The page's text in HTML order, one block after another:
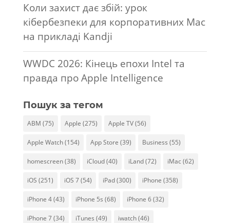
Коли захист дає збій: урок
кібербезпеки для корпоративних Mac
на прикладі Kandji
WWDC 2026: Кінець епохи Intel та
правда про Apple Intelligence
Пошук за тегом
ABM (75) Apple (275) Apple TV(56)
Apple Watch(154) App Store (39) Business (55)
homescreen(38) iCloud(40) iLand(72) iMac (62)
iOS (251) iOS 7(54) iPad(300) iPhone (358)
iPhone 4(43) iPhone 5s (68) iPhone 6(32)
iPhone 7(34) iTunes (49) iwatch(46)